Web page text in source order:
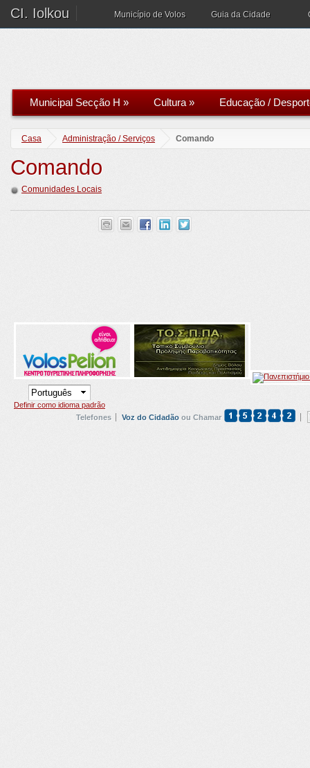
CI. Iolkou Município de Volos Guia da Cidade
Municipal Secção H » Cultura» Educação /
Casa Administração / Serviços Comando
Comando
Comunidades Locais
Definir como idioma padrão
Telefones
Voz do Cidadão ou Chamar